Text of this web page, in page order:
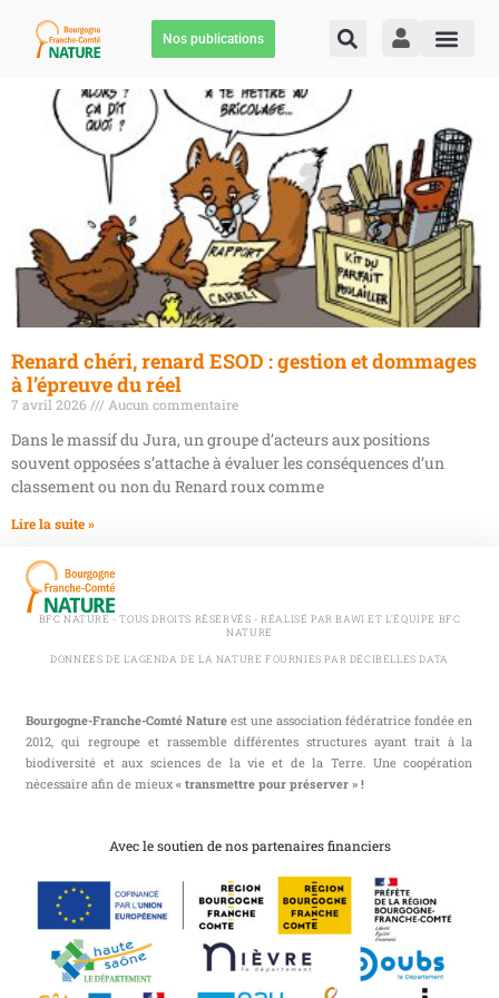
Nos publications
Renard chéri, renard ESOD : gestion et dommages
à l’épreuve du réel
7 avril 2026 Aucun commentaire
Dans le massif du Jura, un groupe d’acteurs aux positions
souvent opposées s’attache à évaluer les conséquences d’un
classement ou non du Renard roux comme
Lire la suite »
BFC NATURE - TOUS DROITS RÉSERVÉS - RÉALISÉ PAR BAWI ET L'ÉQUIPE BFC
NATURE
DONNÉES DE L'AGENDA DE LA NATURE FOURNIES PAR DÉCIBELLES DATA
Bourgogne-Franche-Comté Nature est une association fédératrice fondée en
2012, qui regroupe et rassemble différentes structures ayant trait à la
biodiversité et aux sciences de la vie et de la Terre. Une coopération
nécessaire afin de mieux« transmettre pour préserver » !
Avec le soutien de nos partenaires financiers